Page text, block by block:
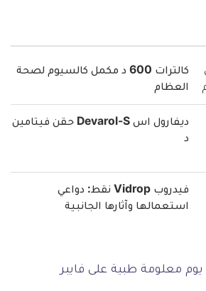
كالترات 600 د مكمل كالسيوم لصحة
العظام
ديفارول اس Devarol-S حقن فيتامين
د
فيدروب Vidrop نقط: دواعي
استعمالها وآثارها الجانبية